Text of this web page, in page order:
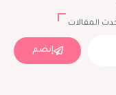
المقالات
إنضم